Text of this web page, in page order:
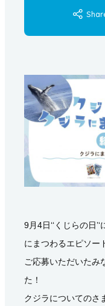
9月4日‘‘くじらの日
にまつわるエピソー
ご応募いただいたみ
た！
クジラについてのさ